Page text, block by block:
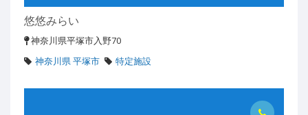
悠悠みらい
神奈川県平塚市入野70
神奈川県 平塚市
特定施設